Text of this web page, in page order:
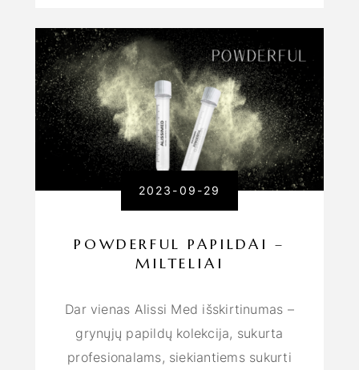
2023-09-29
POWDERFUL PAPILDAI –
MILTELIAI
Dar vienas Alissi Med išskirtinumas –
grynųjų papildų kolekcija, sukurta
profesionalams, siekiantiems sukurti